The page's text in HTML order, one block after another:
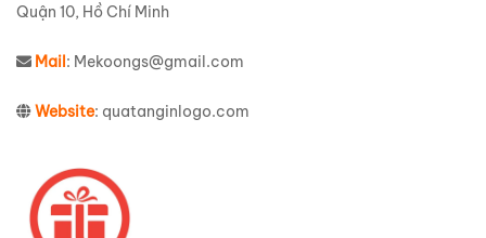
Quận 10, Hồ Chí Minh
Mail: Mekoongs@gmail.com
Website: quatanginlogo.com